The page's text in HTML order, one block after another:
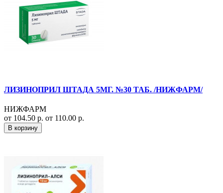
ЛИЗИНОПРИЛ ШТАДА 5МГ. №30 ТАБ. /НИЖФАРМ/
НИЖФАРМ
от 104.50 р. от 110.00 р.
В корзину